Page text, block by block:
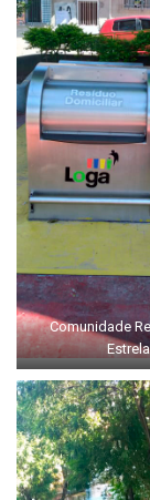
Comunidade